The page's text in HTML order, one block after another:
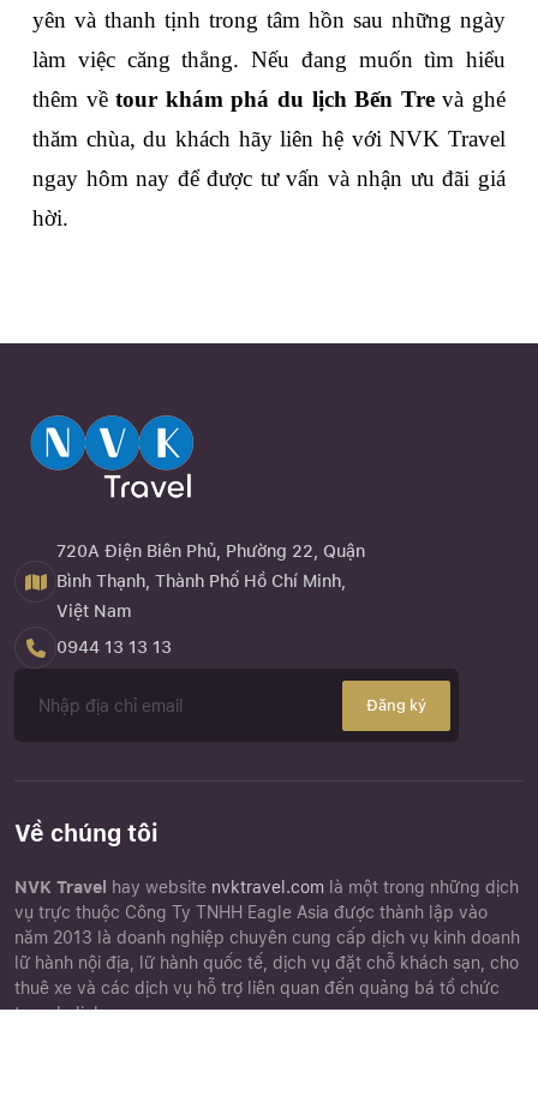
yên và thanh tịnh trong tâm hồn sau những ngày
làm việc căng thẳng. Nếu đang muốn tìm hiểu
thêm về tour khám phá du lịch Bến Tre và ghé
thăm chùa, du khách hãy liên hệ với NVK Travel
ngay hôm nay để được tư vấn và nhận ưu đãi giá
hời.
720A Điện Biên Phủ, Phường 22, Quận
Bình Thạnh, Thành Phố Hồ Chí Minh,
Việt Nam
0944 13 13 13
Đăng ký
Về chúng tôi
NVK Travel hay website nvktravel.com là một trong những dịch
vụ trực thuộc Công Ty TNHH Eagle Asia được thành lập vào
năm 2013 là doanh nghiệp chuyên cung cấp dịch vụ kinh doanh
lữ hành nội địa, lữ hành quốc tế, dịch vụ đặt chỗ khách sạn, cho
thuê xe và các dịch vụ hỗ trợ liên quan đến quảng bá tổ chức
tour du lịch.